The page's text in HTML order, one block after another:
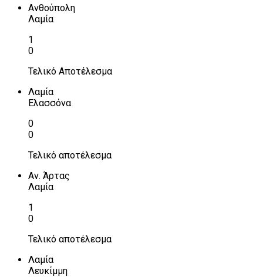
Ανθούπολη
Λαμία
1
0
Τελικό Αποτέλεσμα
Λαμία
Ελασσόνα
0
0
Τελικό αποτέλεσμα
Αν. Άρτας
Λαμία
1
0
Τελικό αποτέλεσμα
Λαμία
Λευκίμμη